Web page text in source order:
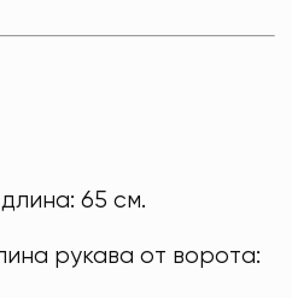
65 см.
рукава от ворота: